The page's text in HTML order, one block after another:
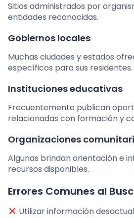
Sitios administrados por
entidades reconocidas.
Gobiernos locales
Muchas ciudades y estados
específicos para sus residentes.
Instituciones educativas
Frecuentemente publican
relacionadas con formación y
Organizaciones
Algunas brindan orientación e
recursos disponibles.
Errores Comunes al
Utilizar información